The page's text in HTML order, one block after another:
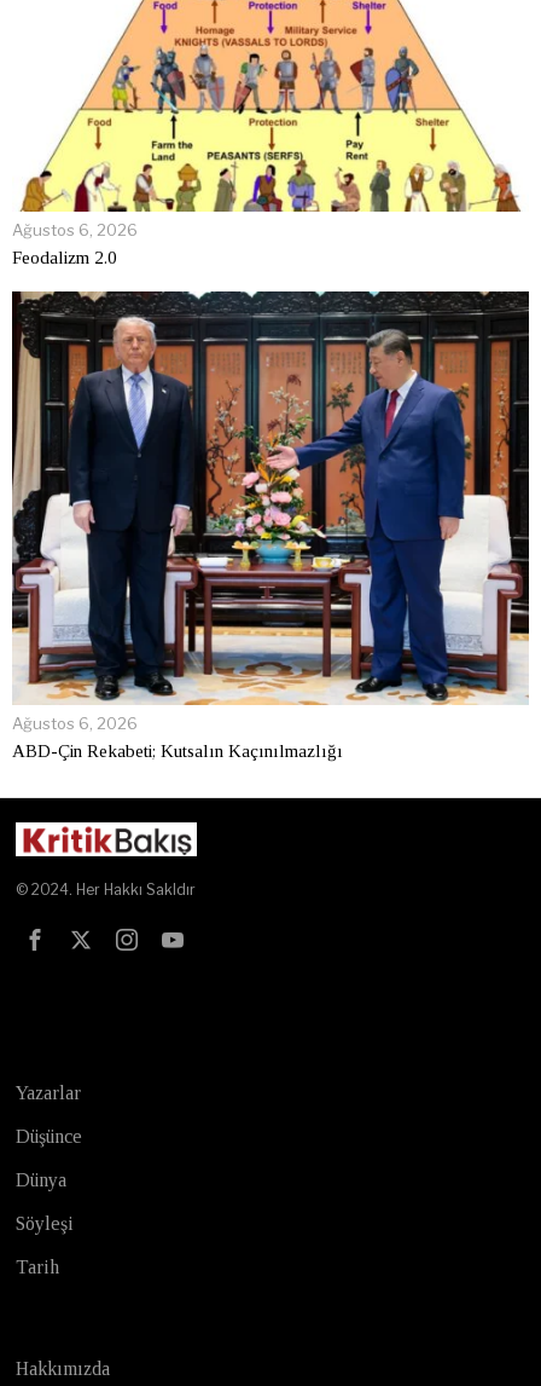
Ağustos 6, 2026
Feodalizm 2.0
Ağustos 6, 2026
ABD-Çin Rekabeti; Kutsalın Kaçınılmazlığı
© 2024. Her Hakkı Sakldır
Yazarlar
Düşünce
Dünya
Söyleşi
Tarih
Hakkımızda